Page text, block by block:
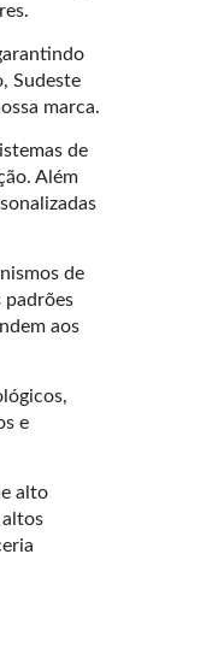
Sudeste
marca.
de
Além
de
padrões
aos
e
alto